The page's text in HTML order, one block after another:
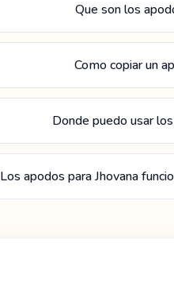
Que son los
Como copiar un
Donde puedo usar
Los apodos para Jhovana